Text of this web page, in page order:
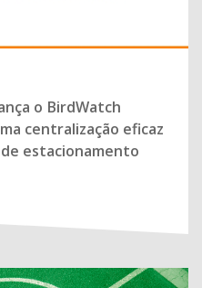
o BirdWatch
centralização eficaz
estacionamento